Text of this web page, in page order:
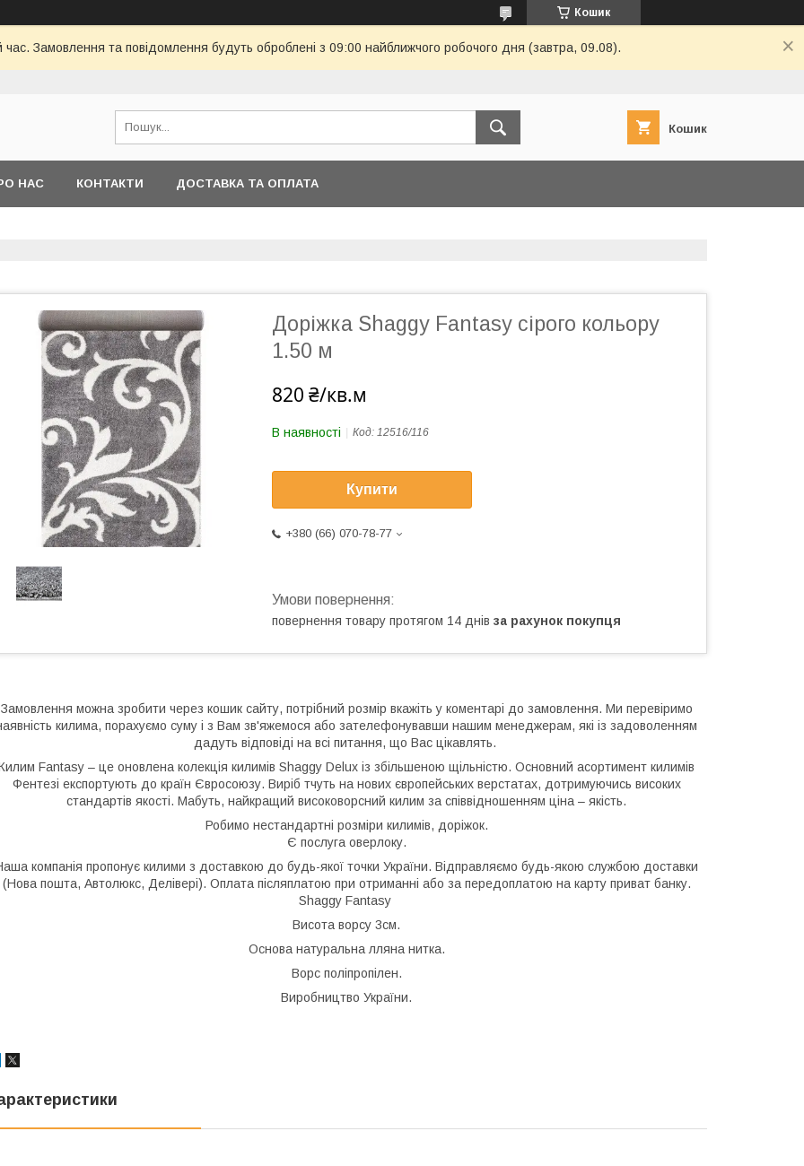
Кошик
час. Замовлення та повідомлення будуть оброблені з 09:00 найближчого робочого дня (завтра, 09.08).
Кошик
НАС КОНТАКТИ ДОСТАВКА ТА ОПЛАТА
Доріжка Shaggy Fantasy сірого кольору
1.50 м
820 ₴/кв.м
В наявності Код: 12516/116
Купити
+380 (66) 070-78-77
повернення товару протягом 14 днів за рахунок покупця
Замовлення можна зробити через кошик сайту, потрібний розмір вкажіть у коментарі до замовлення. Ми перевіримо
килима, порахуємо суму і з Вам зв'яжемося або зателефонувавши нашим менеджерам, які із задоволенням
дадуть відповіді на всі питання, що Вас цікавлять.
Fantasy – це оновлена колекція килимів Shaggy Delux із збільшеною щільністю. Основний асортимент килимів
Фентезі експортують до країн Євросоюзу. Виріб тчуть на нових європейських верстатах, дотримуючись високих
стандартів якості. Мабуть, найкращий високоворсний килим за співвідношенням ціна – якість.
Робимо нестандартні розміри килимів, доріжок.
Є послуга оверлоку.
компанія пропонує килими з доставкою до будь-якої точки України. Відправляємо будь-якою службою доставки
(Нова пошта, Автолюкс, Делівері). Оплата післяплатою при отриманні або за передоплатою на карту приват банку.
Shaggy Fantasy
Висота ворсу 3см.
Основа натуральна лляна нитка.
Ворс поліпропілен.
Виробництво України.